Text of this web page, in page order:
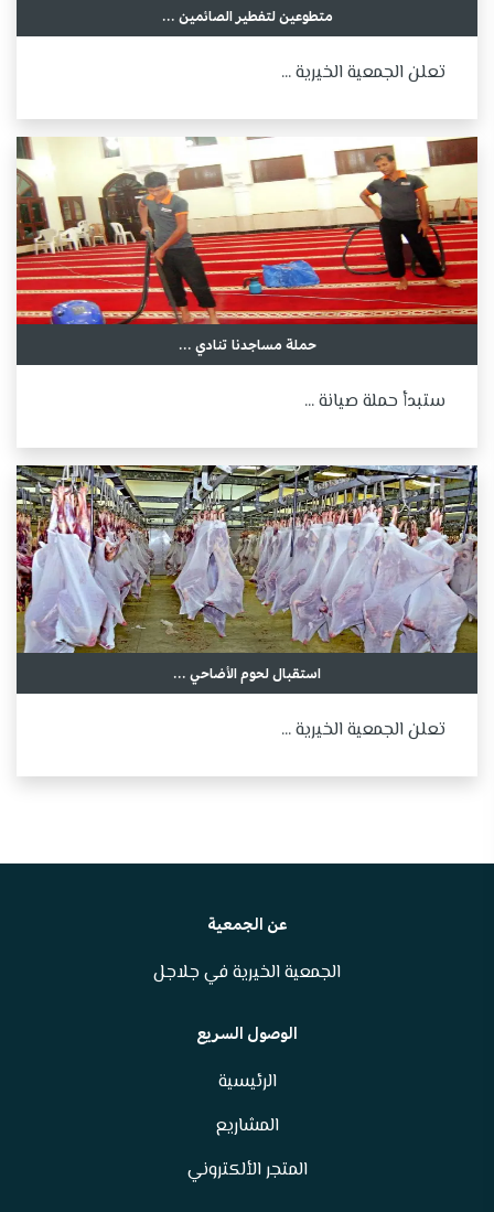
متطوعين لتفطير الصائمين ...
تعلن الجمعية الخيرية ...
حملة مساجدنا تنادي ...
ستبدأ حملة صيانة ...
استقبال لحوم الأضاحي ...
تعلن الجمعية الخيرية ...
عن الجمعية
الجمعية الخيرية في جلاجل
الوصول السريع
الرئيسية
المشاريع
المتجر الألكتروني